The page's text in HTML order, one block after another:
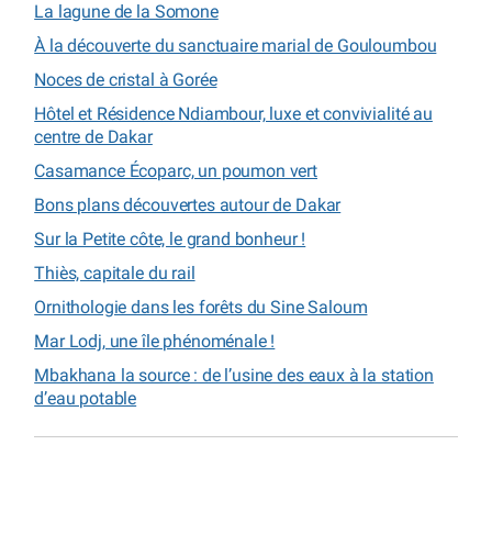
La lagune de la Somone
À la découverte du sanctuaire marial de Gouloumbou
Noces de cristal à Gorée
Hôtel et Résidence Ndiambour, luxe et convivialité au
centre de Dakar
Casamance Écoparc, un poumon vert
Bons plans découvertes autour de Dakar
Sur la Petite côte, le grand bonheur !
Thiès, capitale du rail
Ornithologie dans les forêts du Sine Saloum
Mar Lodj, une île phénoménale !
Mbakhana la source : de l’usine des eaux à la station
d’eau potable